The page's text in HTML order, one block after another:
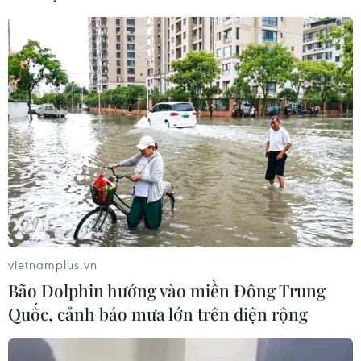
Chủ tịch Liên đoàn Bóng đá thế giới
chịu sức ép chưa từng có
06/08/2026 04:12
Futsal Việt Nam bất bại sau trận hòa
khó tin trước chủ nhà Thái Lan
06/08/2026 02:38
Toàn cảnh ASEAN Cup: Thái
Lan "thắng như chẻ tre", thách thức
tuyển Việt Nam
05/08/2026 07:15
vietnamplus.vn
Bão Dolphin hướng vào miền Đông Trung
Quốc, cảnh báo mưa lớn trên diện rộng